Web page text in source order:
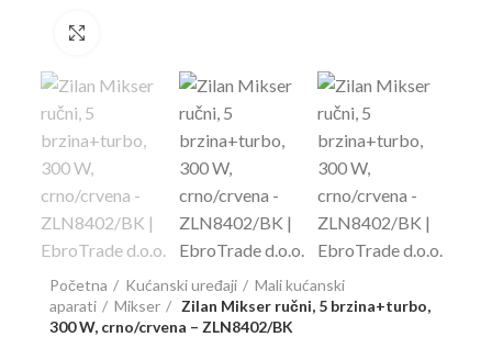
Početna Kućanski uređaji
Mali kućanski
aparati
Mikser
Zilan Mikser ručni, 5 brzina+turbo,
300 W, crno/crvena – ZLN8402/BK